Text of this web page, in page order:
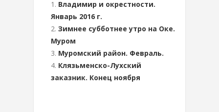
Владимир и окрестности.
Январь 2016 г.
Зимнее субботнее утро на Оке.
Муром
Муромский район. Февраль.
Клязьменско-Лухский
заказник. Конец ноября